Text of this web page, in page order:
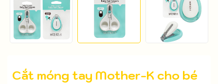
Cắt móng tay Mother-K cho bé